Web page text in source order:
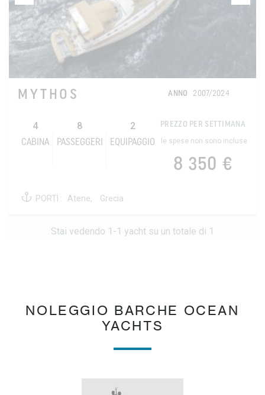
MYTHOS ANNO 2007/2024
4
CABINA
8
PASSEGGERI
2
EQUIPAGGIO
PREZZO PER SETTIMANA
le spese non sono incluse
8 350 €
PORTI : Atene, Grecia
Stai vedendo 1-1 yacht su un totale di 1
NOLEGGIO BARCHE OCEAN
YACHTS